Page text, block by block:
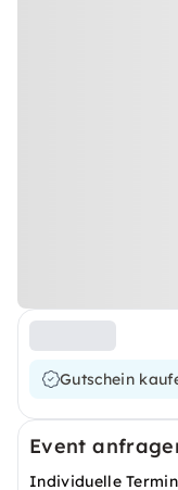
Gutschein
Event
Individuelle